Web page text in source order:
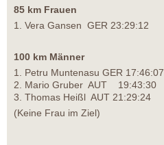
85 km Frauen
1. Vera Gansen GER 23:29:12
100 km Männer
1. Petru Muntenasu GER 17:46:07
2. Mario Gruber AUT 19:43:30
3. Thomas Heißl AUT 21:29:24
(Keine Frau im Ziel)